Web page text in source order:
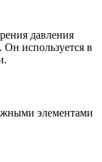
давления
используется в
элементами